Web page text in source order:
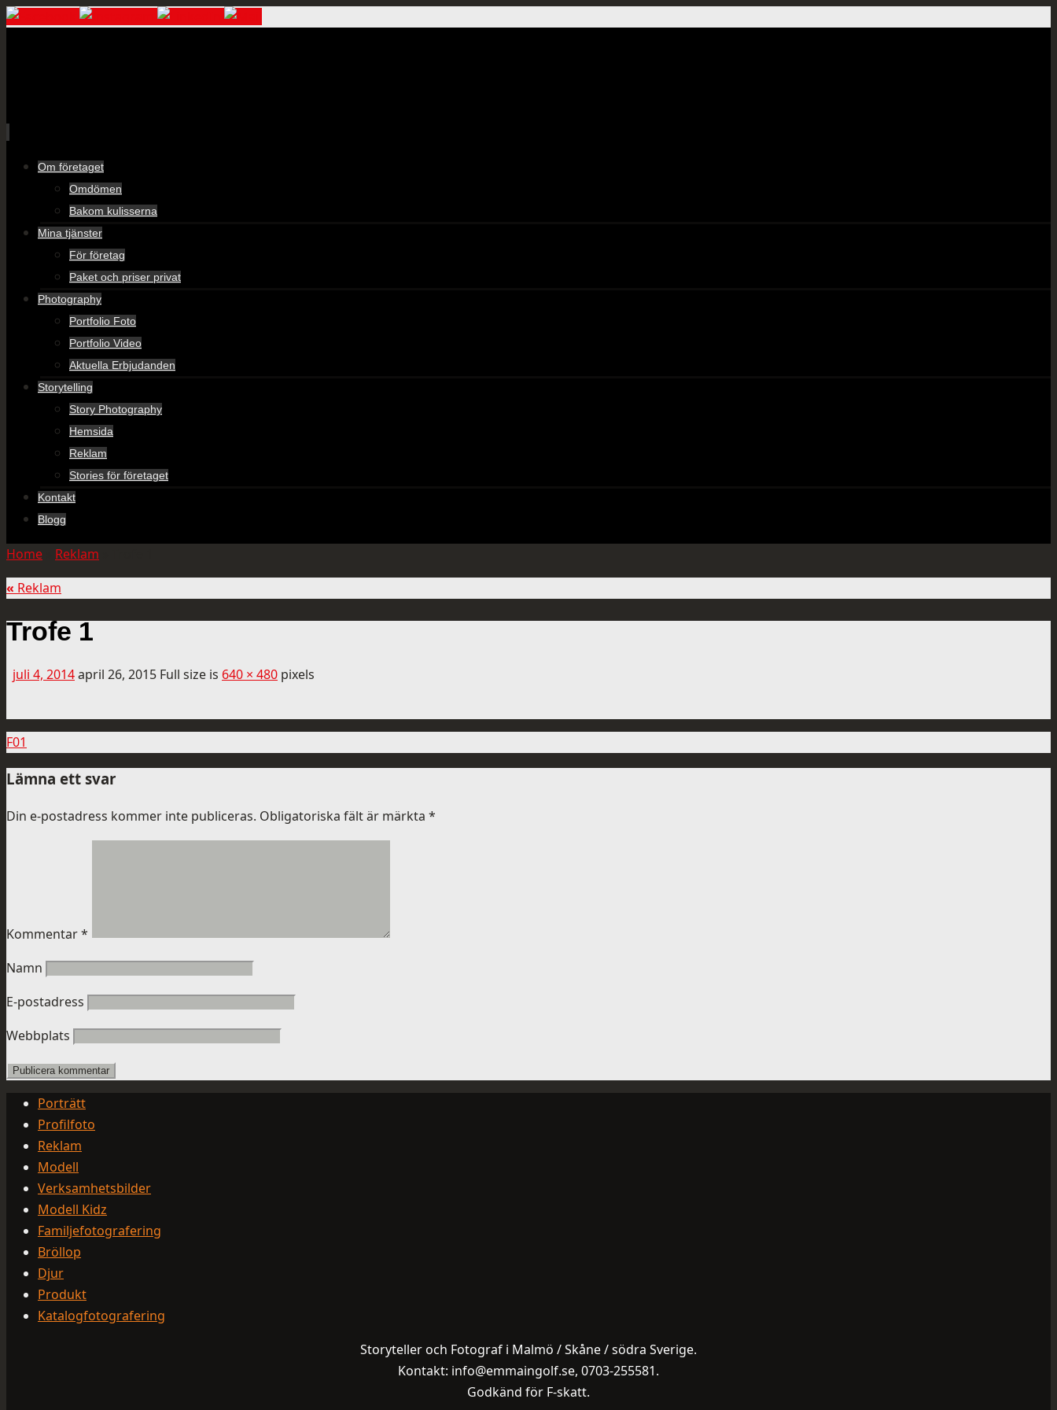
Skip
Om företaget
Omdömen
Bakom kulisserna
Mina tjänster
För företag
Paket och priser privat
Photography
Portfolio Foto
Portfolio Video
Aktuella Erbjudanden
Storytelling
Story Photography
Hemsida
Reklam
Stories för företaget
Kontakt
Blogg
Home Reklam
« Reklam
Trofe 1
juli 4, 2014april 26, 2015 Full size is 640 × 480 pixels
F01
Lämna ett svar
Din e-postadress kommer inte publiceras. Obligatoriska fält är märkta *
Kommentar*
Namn
E-postadress
Webbplats
Porträtt
Profilfoto
Reklam
Modell
Verksamhetsbilder
Modell Kidz
Familjefotografering
Bröllop
Djur
Produkt
Katalogfotografering
Storyteller och Fotograf i Malmö / Skåne / södra Sverige.
Kontakt: info@emmaingolf.se, 0703-255581.
Godkänd för F-skatt.